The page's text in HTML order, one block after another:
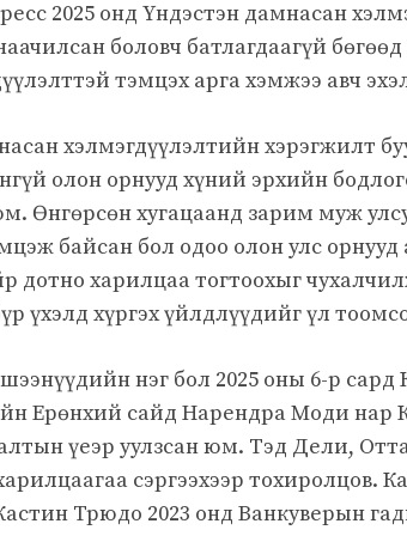
2025 онд Үндэстэн дамнасан
боловч батлагдаагүй
тэмцэх арга хэмжээ авч
хэлмэгдүүлэлтийн хэрэгжилт
олон орнууд хүний ​​эрхийн
Өнгөрсөн хугацаанд зарим муж
байсан бол одоо олон улс
дотно харилцаа тогтоохыг
үхэлд хүргэх үйлдлүүдийг үл
нэг бол 2025 оны 6-р
Ерөнхий сайд Нарендра Моди нар
үеэр уулзсан юм. Тэд Дели,
сэргээхээр тохиролцов.
Трюдо 2023 онд Ванкуверын